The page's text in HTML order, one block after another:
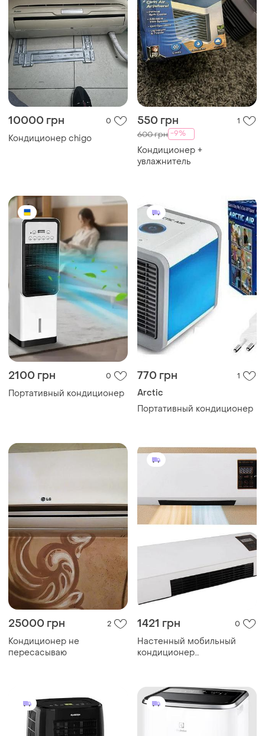
10000 грн 0
Кондиционер chigo
550 грн 1
600 грн -9%
Кондиционер +
увлажнитель
2100 грн 0
Портативный кондиционер
770 грн 1
Arctic
Портативный кондиционер
25000 грн 2
Кондиционер не
пересасываю
1421 грн 0
Настенный мобильный
кондиционер
офиса переносной
кондиционер с пультом